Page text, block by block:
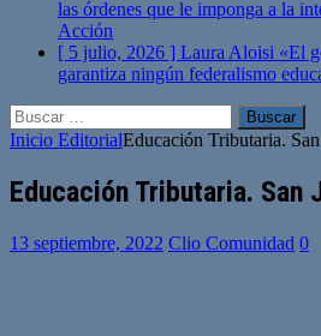
las órdenes que le imponga a la
Acción
[ 5 julio, 2026 ] Laura Aloisi «El
garantiza ningún federalismo
Buscar:
Inicio EditorialEducación Tributaria. San
Educación Tributaria. San
13 septiembre, 2022 Clio Comunidad 0